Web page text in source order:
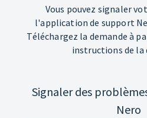
Vous pouvez signaler
l'application de support
Téléchargez la demande à
instructions de la
Signaler des
Nero